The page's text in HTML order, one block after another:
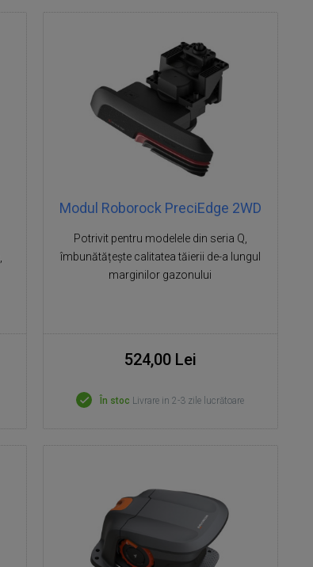
Modul Roborock PreciEdge 2WD
Potrivit pentru modelele din seria Q,
îmbunătățește calitatea tăierii de-a lungul
marginilor gazonului
524,00 Lei
În stoc Livrare in 2-3 zile lucrătoare